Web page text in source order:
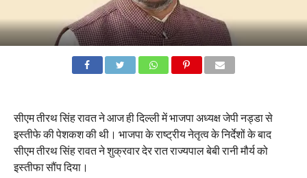
सीएम तीरथ सिंह रावत ने आज ही दिल्ली में भाजपा अध्यक्ष जेपी नड्डा से
इस्तीफे की पेशकश की थी। भाजपा के राष्ट्रीय नेतृत्व के निर्देशों के बाद
सीएम तीरथ सिंह रावत ने शुक्रवार देर रात राज्यपाल बेबी रानी मौर्य को
इस्तीफा सौंप दिया।